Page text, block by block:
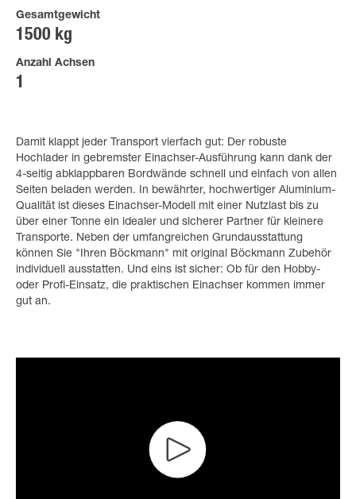
Gesamtgewicht
1500 kg
Anzahl Achsen
1
Damit klappt jeder Transport vierfach gut: Der robuste
Hochlader in gebremster Einachser-Ausführung kann dank der
4-seitig abklappbaren Bordwände schnell und einfach von allen
Seiten beladen werden. In bewährter, hochwertiger Aluminium-
Qualität ist dieses Einachser-Modell mit einer Nutzlast bis zu
über einer Tonne ein idealer und sicherer Partner für kleinere
Transporte. Neben der umfangreichen Grundausstattung
können Sie "Ihren Böckmann" mit original Böckmann Zubehör
individuell ausstatten. Und eins ist sicher: Ob für den Hobby-
oder Profi-Einsatz, die praktischen Einachser kommen immer
gut an.